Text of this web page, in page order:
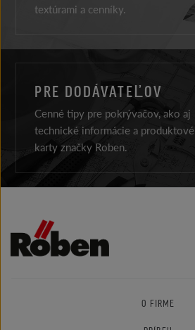
textúrami a cenníky.
PRE DODÁVATEĽOV
Cenné tipy pre pokrývačov, ako aj
technické informácie a produktové
karty značky Roben.
O FIRME